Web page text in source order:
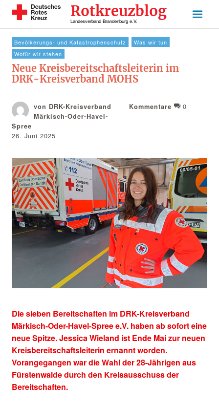
Rotkreuzblog
Landesverband Brandenburg e.V.
Bevölkerungs- und Katastrophenschutz
Was wir tun
Wofür wir stehen
Neue Kreisbereitschaftsleiterin im
DRK-Kreisverband MOHS
von DRK-Kreisverband
Märkisch-Oder-Havel-
Spree
26. Juni 2025
Kommentare 0
Die sieben Bereitschaften im DRK-Kreisverband
Märkisch-Oder-Havel-Spree e.V. haben ab sofort eine
neue Spitze. Jessica Wieland ist Ende Mai zur neuen
Kreisbereitschaftsleiterin ernannt worden.
Vorangegangen war die Wahl der 28-Jährigen aus
Fürstenwalde durch den Kreisausschuss der
Bereitschaften.